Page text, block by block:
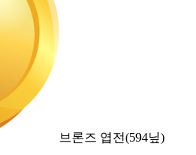
브론즈 엽전(594닢)